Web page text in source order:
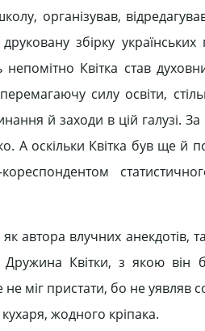
організував,
збірку українських
непомітно Квітка став
силу освіти,
й заходи в цій галузі. За
А оскільки Квітка був ще й
автора влучних анекдотів,
Квітки, з якою він
міг пристати, бо не уявляв
жодного кріпака.